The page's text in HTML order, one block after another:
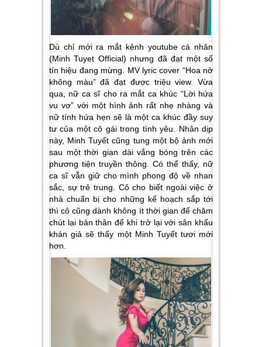
Dù chỉ mới ra mắt kênh youtube cá nhân
(Minh Tuyet Official) nhưng đã đạt một số
tín hiệu đang mừng. MV lyric cover “Hoa nở
không màu” đã đạt được triệu view. Vừa
qua, nữ ca sĩ cho ra mắt ca khúc “Lời hứa
vu vơ” với một hình ảnh rất nhẹ nhàng và
nữ tính hứa hẹn sẽ là một ca khúc đầy suy
tư của một cô gái trong tình yêu. Nhân dịp
này, Minh Tuyết cũng tung một bộ ảnh mới
sau một thời gian dài vắng bóng trên các
phương tiện truyền thông. Có thể thấy, nữ
ca sĩ vẫn giữ cho mình phong độ về nhan
sắc, sự trẻ trung. Cô cho biết ngoài việc ở
nhà chuẩn bị cho những kế hoạch sắp tới
thì cô cũng dành không ít thời gian để chăm
chút lại bản thân để khi trở lại với sân khấu
khán giả sẽ thấy một Minh Tuyết tươi mới
hơn.